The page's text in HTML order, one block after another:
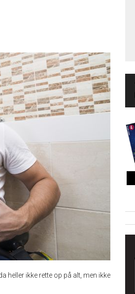
heller ikke rette op på alt, men ikke